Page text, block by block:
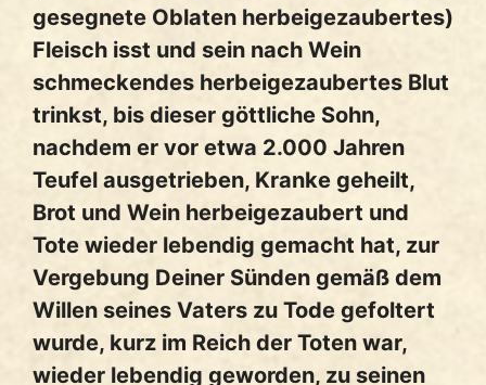
gesegnete Oblaten herbeigezaubertes)
Fleisch isst und sein nach Wein
schmeckendes herbeigezaubertes Blut
trinkst, bis dieser göttliche Sohn,
nachdem er vor etwa 2.000 Jahren
Teufel ausgetrieben, Kranke geheilt,
Brot und Wein herbeigezaubert und
Tote wieder lebendig gemacht hat, zur
Vergebung Deiner Sünden gemäß dem
Willen seines Vaters zu Tode gefoltert
wurde, kurz im Reich der Toten war,
wieder lebendig geworden, zu seinen